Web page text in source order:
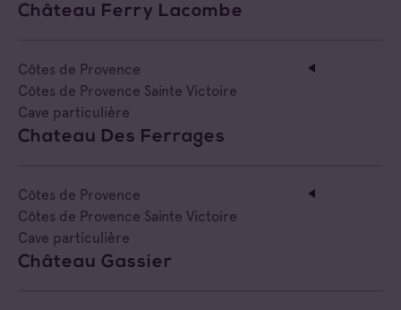
Château Ferry Lacombe
Côtes de Provence
Côtes de Provence Sainte Victoire
Cave particulière
Chateau Des Ferrages
Côtes de Provence
Côtes de Provence Sainte Victoire
Cave particulière
Château Gassier